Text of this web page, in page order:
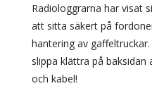
Radiologgrarna har visat
att sitta säkert på
hantering av
slippa klättra på
och kabel!